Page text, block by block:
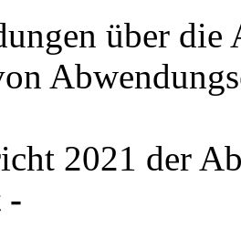
über
2021 der
-